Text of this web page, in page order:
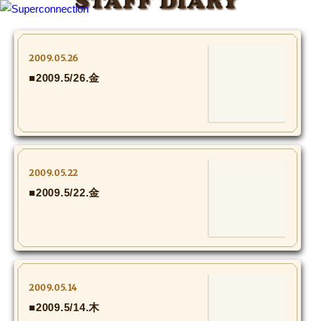
2009.05.26
■2009.5/26.金
2009.05.22
■2009.5/22.金
2009.05.14
■2009.5/14.木
SHIHO’s DIARY
STAFF DIARY
SHIHO’s VOICE
SPECIAL
#Throwback